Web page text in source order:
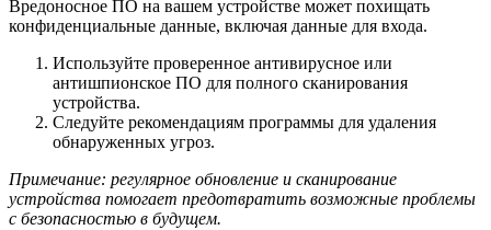
Вредоносное ПО на вашем устройстве может похищать
конфиденциальные данные, включая данные для входа.
Используйте проверенное антивирусное или
антишпионское ПО для полного сканирования
устройства.
Следуйте рекомендациям программы для удаления
обнаруженных угроз.
Примечание: регулярное обновление и сканирование
устройства помогает предотвратить возможные проблемы
с безопасностью в будущем.